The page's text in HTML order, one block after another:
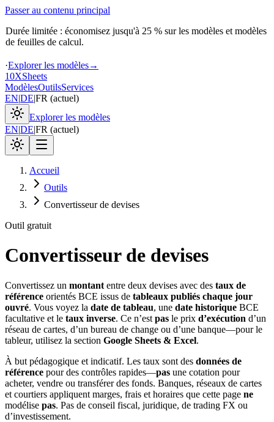
Passer au contenu principal
Durée limitée : économisez jusqu'à 25 % sur les modèles et modèles
de feuilles de calcul.
·Explorer les modèles→
10XSheets
ModèlesOutilsServices
EN|DE|FR (actuel)
Explorer les modèles
EN|DE|FR (actuel)
Accueil
Outils
Convertisseur de devises
Outil gratuit
Convertisseur de devises
Convertissez un montant entre deux devises avec des taux de
référence orientés BCE issus de tableaux publiés chaque jour
ouvré. Vous voyez la date de tableau, une date historique BCE
facultative et le taux inverse. Ce n’est pas le prix d’exécution d’un
réseau de cartes, d’un bureau de change ou d’une banque—pour le
tableur, utilisez la section Google Sheets & Excel.
À but pédagogique et indicatif. Les taux sont des données de
référence pour des contrôles rapides—pas une cotation pour
acheter, vendre ou transférer des fonds. Banques, réseaux de cartes
et courtiers appliquent marges, frais et horaires que cette page ne
modélise pas. Pas de conseil fiscal, juridique, de trading FX ou
d’investissement.